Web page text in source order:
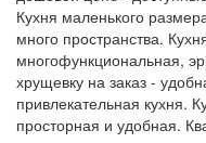
Кухня маленького
много пространства.
многофункциональная,
хрущевку на заказ -
привлекательная кухня.
просторная и удобная.